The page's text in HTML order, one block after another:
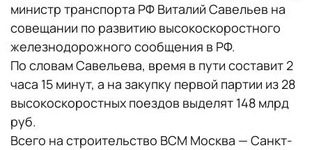
министр транспорта РФ Виталий Савельев на
совещании по развитию высокоскоростного
железнодорожного сообщения в РФ.
По словам Савельева, время в пути составит 2
часа 15 минут, а на закупку первой партии из 28
высокоскоростных поездов выделят 148 млрд
руб.
Всего на строительство ВСМ Москва — Санкт-